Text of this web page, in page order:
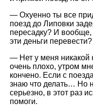
— Охуенно ты все
поезд до Липовки
пересадку? И вообще,
эти деньги перевести?
— Нет у меня никакой
очень плохо, утром
кончено. Если с
знаю что делать… Но
серьезно, в этот раз
помоги.